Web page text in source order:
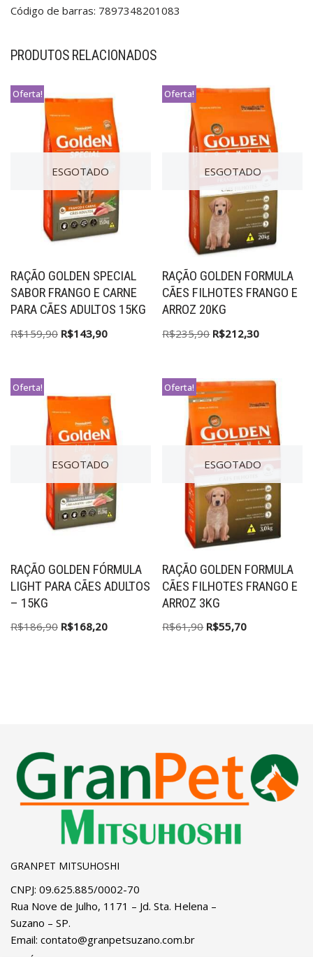
Código de barras: 7897348201083
PRODUTOS RELACIONADOS
ESGOTADO
Oferta!
RAÇÃO GOLDEN SPECIAL
SABOR FRANGO E CARNE
PARA CÃES ADULTOS 15KG
R$159,90 R$143,90
ESGOTADO
Oferta!
RAÇÃO GOLDEN FORMULA
CÃES FILHOTES FRANGO E
ARROZ 20KG
R$235,90 R$212,30
ESGOTADO
Oferta!
RAÇÃO GOLDEN FÓRMULA
LIGHT PARA CÃES ADULTOS
– 15KG
R$186,90 R$168,20
ESGOTADO
Oferta!
RAÇÃO GOLDEN FORMULA
CÃES FILHOTES FRANGO E
ARROZ 3KG
R$61,90 R$55,70
GRANPET MITSUHOSHI
CNPJ: 09.625.885/0002-70
Rua Nove de Julho, 1171 – Jd. Sta. Helena –
Suzano – SP.
Email: contato@granpetsuzano.com.br